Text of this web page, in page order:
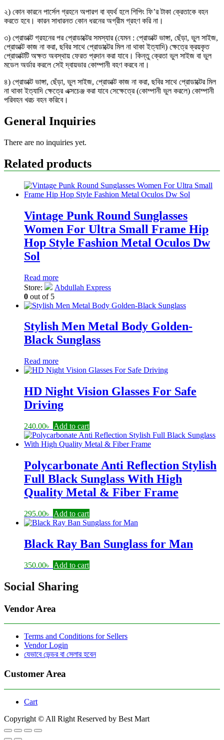
২) কোন কারনে পার্সেল গ্রহনে অপারগ বা ব্যর্থ হলে শিপিং ফি’র টাকা ক্রেতাকে বহন
করতে হবে। কারন সাধারনত কোন ধরনের অগ্রীম গ্রহণ করি না।
৩) প্রোডাক্ট গ্রহনের পর প্রোডাক্টের সমস্যার (যেমন : প্রোডাক্ট ভাঙ্গা, ছেঁড়া, ভুল সাইজ,
প্রোডাক্ট কাজ না করা, ছবির সাথে প্রোডাক্টের মিল না থাকা ইত্যাদি) ক্ষেত্রে ক্রয়কৃত
প্রোডাক্টটি অক্ষত অবস্থায় ফেরত প্রদান করা যাবে। কিন্তু ক্রেতা ভুল সাইজ বা ভুল
মডেল অর্ডার করলে সেই দ্বায়ভার কোম্পানী বহণ করবে না।
৪) প্রোডাক্ট ভাঙ্গা, ছেঁড়া, ভুল সাইজ, প্রোডাক্ট কাজ না করা, ছবির সাথে প্রোডাক্টের মিল
না থাকা ইত্যাদি ক্ষেত্রে এক্সচেঞ্জ করা যাবে সেক্ষেত্রে (কোম্পানী ভুল করলে) কোম্পানী
পরিবহন খরচ বহন করিবে।
General Inquiries
There are no inquiries yet.
Related products
Vintage Punk Round Sunglasses
Women For Ultra Small Frame Hip
Hop Style Fashion Metal Oculos Dw
Sol
Read more
Store:
Abdullah Express
0 out of 5
Stylish Men Metal Body Golden-
Black Sunglass
Read more
HD Night Vision Glasses For Safe
Driving
240.00৳ Add to cart
Polycarbonate Anti Reflection Stylish
Full Black Sunglass With High
Quality Metal & Fiber Frame
295.00৳ Add to cart
Black Ray Ban Sunglass for Man
350.00৳ Add to cart
Social Sharing
Vendor Area
Terms and Conditions for Sellers
Vendor Login
যেভাবে ভেন্ডর বা সেলার হবেন
Customer Area
Cart
Copyright © All Right Reserved by Best Mart